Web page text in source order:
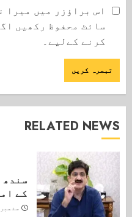
اس براؤزر میں میرا
سائٹ محفوظ رکھیں
کرنے کےلیے۔
RELATED NEWS
سندھ
کے
ستمبر 8, 2025